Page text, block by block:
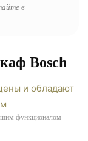
в
Bosch
функционалом